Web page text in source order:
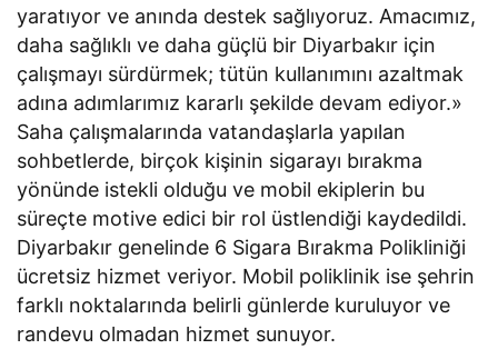
yaratıyor ve anında destek sağlıyoruz. Amacımız,
daha sağlıklı ve daha güçlü bir Diyarbakır için
çalışmayı sürdürmek; tütün kullanımını azaltmak
adına adımlarımız kararlı şekilde devam ediyor.»
Saha çalışmalarında vatandaşlarla yapılan
sohbetlerde, birçok kişinin sigarayı bırakma
yönünde istekli olduğu ve mobil ekiplerin bu
süreçte motive edici bir rol üstlendiği kaydedildi.
Diyarbakır genelinde 6 Sigara Bırakma Polikliniği
ücretsiz hizmet veriyor. Mobil poliklinik ise şehrin
farklı noktalarında belirli günlerde kuruluyor ve
randevu olmadan hizmet sunuyor.